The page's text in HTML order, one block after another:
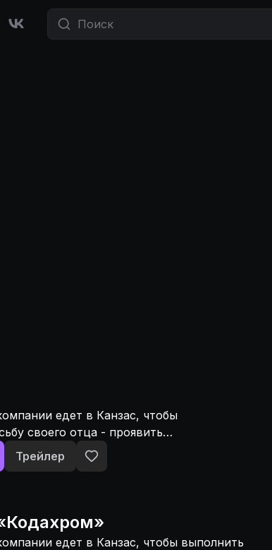
едет в Канзас, чтобы
своего отца - проявить
Просьба не так проста, как
только одна лаборатория «Кодак»,
Трейлер
Кодахром»
едет в Канзас, чтобы выполнить